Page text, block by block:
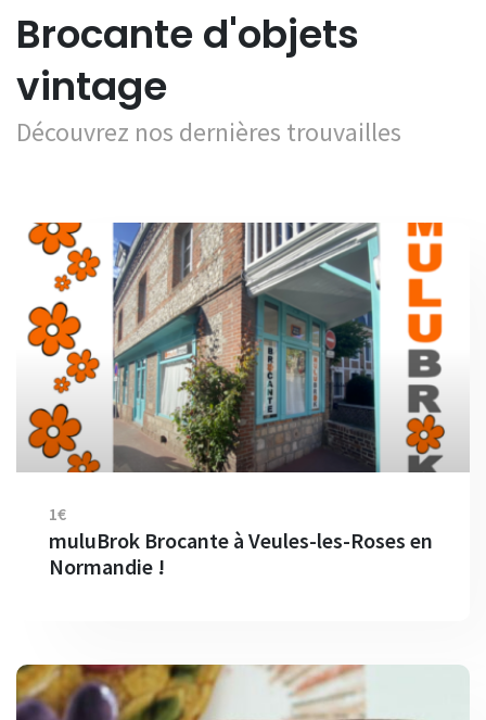
Brocante d'objets
vintage
Découvrez nos dernières trouvailles
1€
muluBrok Brocante à Veules-les-Roses en
Normandie !